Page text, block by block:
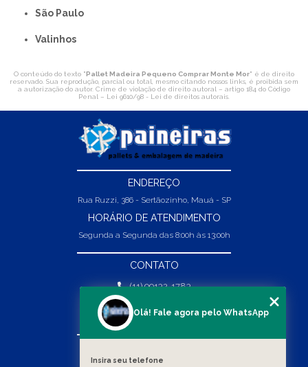
São Paulo
Valinhos
O conteúdo do texto " Pallet Madeira Pequeno Comprar Monte Mor" é de direito
reservado. Sua reprodução, parcial ou total, mesmo citando nossos links, é proibida sem
a autorização do autor. Crime de violação de direito autoral – artigo 184 do Código
Penal – Lei 9610/98 - Lei de direitos autorais.
ENDEREÇO
Rua Ruzzi, 386 - Sertãozinho, Mauá - SP
HORÁRIO DE ATENDIMENTO
Segunda a Segunda das 8:00h às 13:00h
CONTATO
(11) 99132-1783
(11) 99132-1783
vendas@abpaineiras.com.br
Olá! Fale agora pelo WhatsApp
Insira seu telefone